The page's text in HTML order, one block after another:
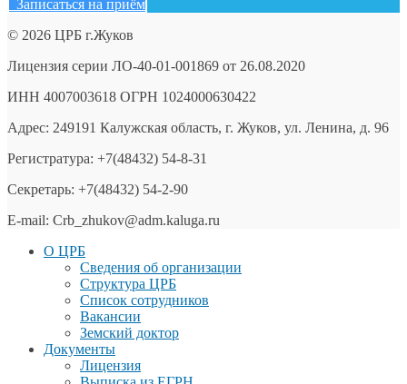
Записаться на приём
© 2026 ЦРБ г.Жуков
Лицензия серии ЛО-40-01-001869 от 26.08.2020
ИНН 4007003618 ОГРН 1024000630422
Адрес: 249191 Калужская область, г. Жуков, ул. Ленина, д. 96
Регистратура: +7(48432) 54-8-31
Секретарь: +7(48432) 54-2-90
E-mail: Crb_zhukov@adm.kaluga.ru
О ЦРБ
Сведения об организации
Структура ЦРБ
Список сотрудников
Вакансии
Земский доктор
Документы
Лицензия